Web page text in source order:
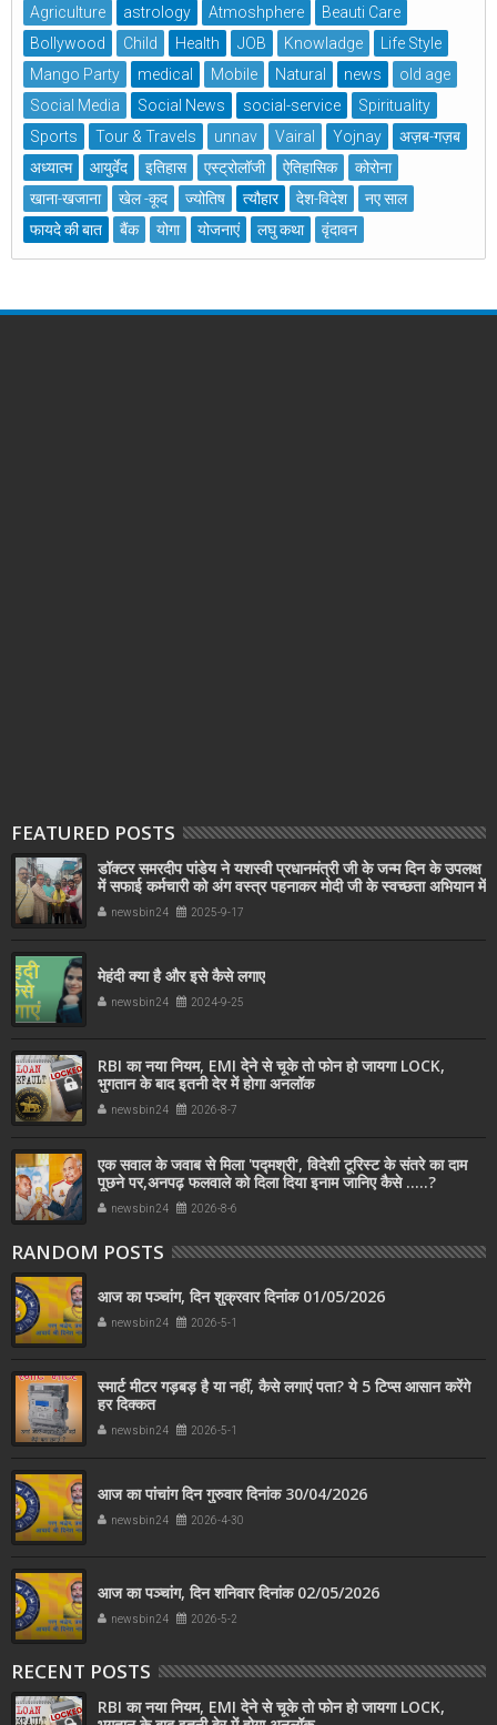
Agriculture astrology Atmoshphere
Beauti Care
Bollywood
Child Health JOB Knowladge
Life Style
Mango Party
medical Mobile Natural news
old age
Social Media
Social News social-service
Spirituality
Sports
Tour & Travels unnav Vairal Yojnay
अज़ब-गज़ब
अध्यात्म
आयुर्वेद इतिहास एस्ट्रोलॉजी ऐतिहासिक
कोरोना
खाना-खजाना
खेल -कूद ज्योतिष त्यौहार देश-विदेश
नए साल
फायदे की बात
बैंक योगा योजनाएं लघु कथा वृंदावन
FEATURED POSTS
डॉक्टर समरदीप पांडेय ने यशस्वी प्रधानमंत्री जी के जन्म दिन के उपलक्ष
में सफाई कर्मचारी को अंग वस्त्र पहनाकर मोदी जी के स्वच्छता अभियान में
सहयोग किया
newsbin24 2025-9-17
मेहंदी क्या है और इसे कैसे लगाए
newsbin24 2024-9-25
RBI का नया नियम, EMI देने से चूके तो फोन हो जायगा LOCK,
भुगतान के बाद इतनी देर में होगा अनलॉक
newsbin24 2026-8-7
एक सवाल के जवाब से मिला 'पद्मश्री', विदेशी टूरिस्ट के संतरे का दाम
पूछने पर,अनपढ़ फलवाले को दिला दिया इनाम जानिए कैसे .....?
newsbin24 2026-8-6
RANDOM POSTS
आज का पञ्चांग, दिन शुक्रवार दिनांक 01/05/2026
newsbin24 2026-5-1
स्मार्ट मीटर गड़बड़ है या नहीं, कैसे लगाएं पता? ये 5 टिप्स आसान करेंगे
हर दिक्कत
newsbin24 2026-5-1
आज का पांचांग दिन गुरुवार दिनांक 30/04/2026
newsbin24 2026-4-30
आज का पञ्चांग, दिन शनिवार दिनांक 02/05/2026
newsbin24 2026-5-2
RECENT POSTS
RBI का नया नियम, EMI देने से चूके तो फोन हो जायगा LOCK,